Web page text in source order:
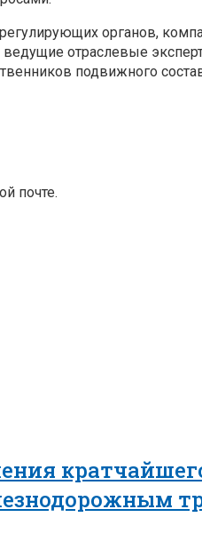
органов,
ведущие отраслевые
подвижного
почте.